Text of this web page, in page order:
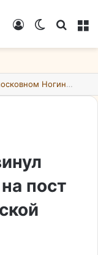
Switch
Войти
Пожар начался на нефтебазе в подмосковном Ногинске в результате атаки БПЛА ВСУ
пост